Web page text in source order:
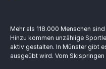
Mehr als 118.000 Menschen
Hinzu kommen unzählige
aktiv gestalten. In Münster gibt
ausgeübt wird. Vom